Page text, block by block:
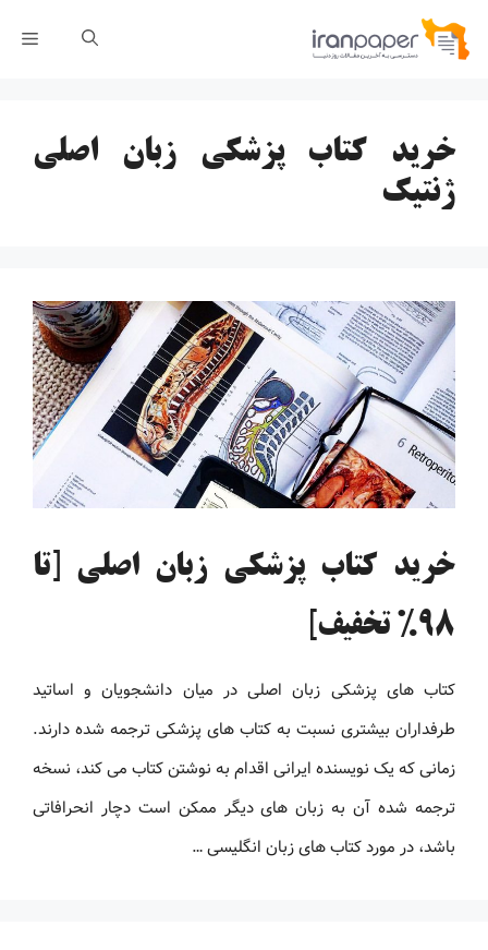
پرش
خرید کتاب پزشکی زبان اصلی
ژنتیک
خرید کتاب پزشکی زبان اصلی [تا
98% تخفیف]
کتاب های پزشکی زبان اصلی در میان دانشجویان و اساتید
طرفداران بیشتری نسبت به کتاب های پزشکی ترجمه شده دارند.
زمانی که یک نویسنده ایرانی اقدام به نوشتن کتاب می کند، نسخه
ترجمه شده آن به زبان های دیگر ممکن است دچار انحرافاتی
باشد، در مورد کتاب های زبان انگلیسی …